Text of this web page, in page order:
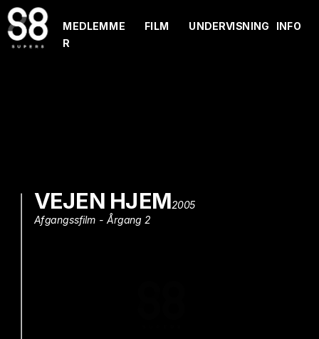
UNDERVISNING
MEDLEMME
R
VEJEN HJEM2005
Afgangssfilm - Årgang 2
INFO
FILM